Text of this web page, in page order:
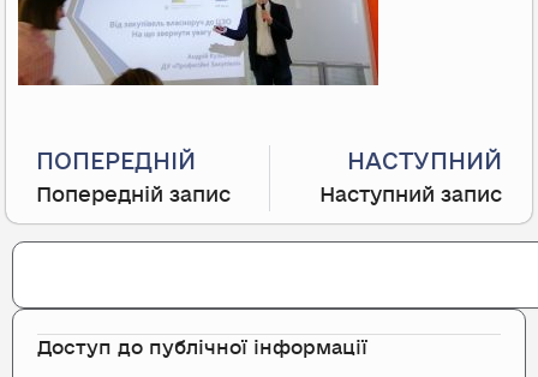
ПОПЕРЕДНІЙ
Попередній запис
НАСТУПНИЙ
Наступний запис
Search
Доступ до публічної інформації